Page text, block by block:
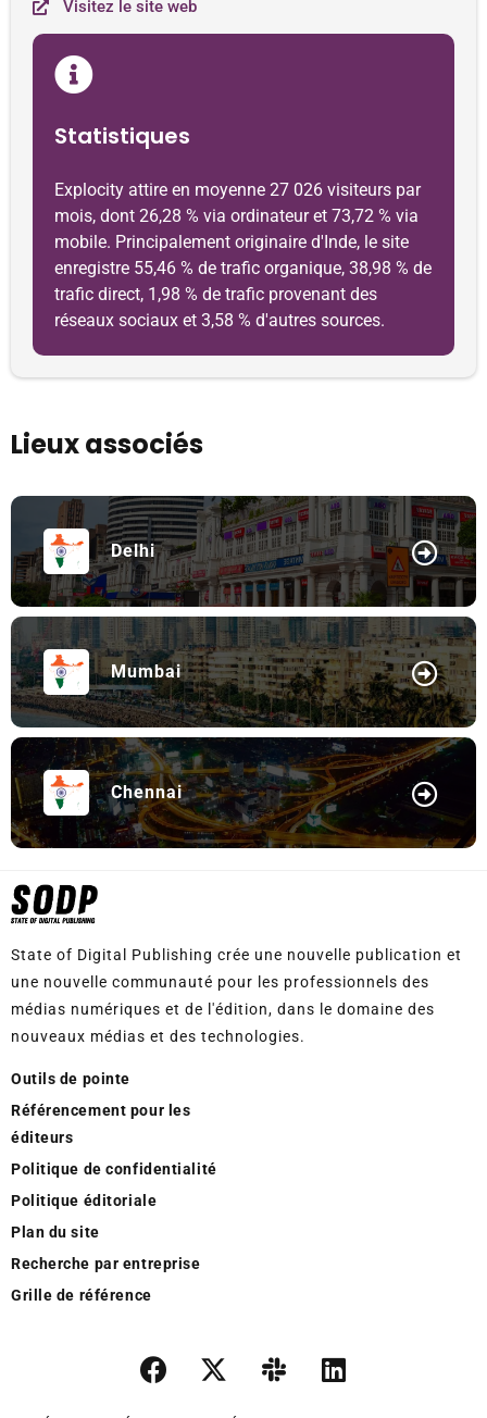
Visitez le site web
Statistiques
Explocity attire en moyenne 27 026 visiteurs par
mois, dont 26,28 % via ordinateur et 73,72 % via
mobile. Principalement originaire d'Inde, le site
enregistre 55,46 % de trafic organique, 38,98 % de
trafic direct, 1,98 % de trafic provenant des
réseaux sociaux et 3,58 % d'autres sources.
Lieux associés
Delhi
Mumbai
Chennai
State of Digital Publishing crée une nouvelle publication et
une nouvelle communauté pour les professionnels des
médias numériques et de l'édition, dans le domaine des
nouveaux médias et des technologies.
Outils de pointe
Référencement pour les
éditeurs
Politique de confidentialité
Politique éditoriale
Plan du site
Recherche par entreprise
Grille de référence